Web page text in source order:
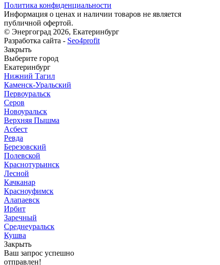
Политика конфиденциальности
Информация о ценах и наличии товаров не является
публичной офертой.
© Энергоград 2026, Екатеринбург
Разработка сайта - Seo4profit
Закрыть
Выберите город
Екатеринбург
Нижний Тагил
Каменск-Уральский
Первоуральск
Серов
Новоуральск
Верхняя Пышма
Асбест
Ревда
Березовский
Полевской
Краснотурьинск
Лесной
Качканар
Красноуфимск
Алапаевск
Ирбит
Заречный
Среднеуральск
Кушва
Закрыть
Ваш запрос успешно
отправлен!